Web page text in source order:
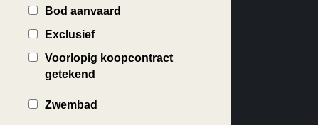
Bod aanvaard
Exclusief
Voorlopig koopcontract
getekend
Zwembad